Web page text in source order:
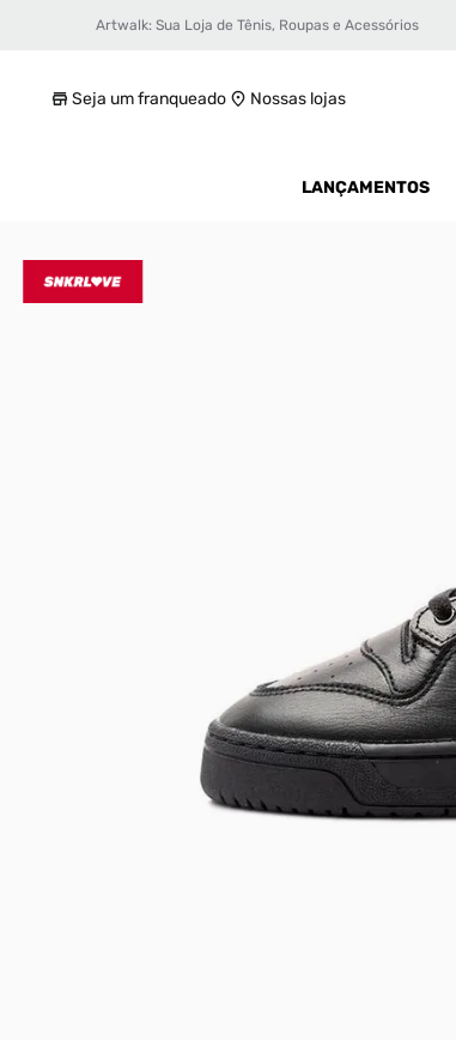
Artwalk: Sua Loja de Tênis, Roupas e Acessórios
Seja um franqueado Nossas lojas
LANÇAMENTOS
Tênis adidas Rivalry Low Masculino